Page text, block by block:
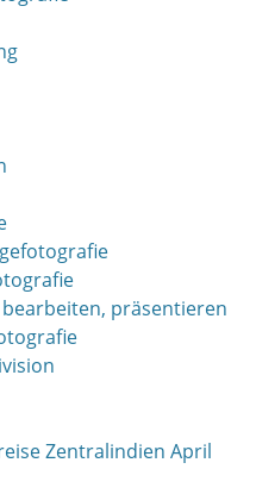
präsentieren
Zentralindien April